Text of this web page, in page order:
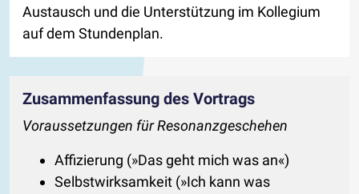
Austausch und die Unterstützung im Kollegium
auf dem Stundenplan.
Zusammenfassung des Vortrags
Voraussetzungen für Resonanzgeschehen
Affizierung (»Das geht mich was an«)
Selbstwirksamkeit (»Ich kann was